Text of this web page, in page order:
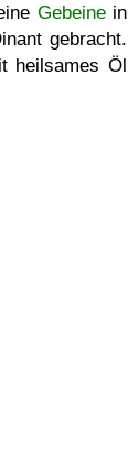
Gebeinein
gebracht.
heilsames Öl